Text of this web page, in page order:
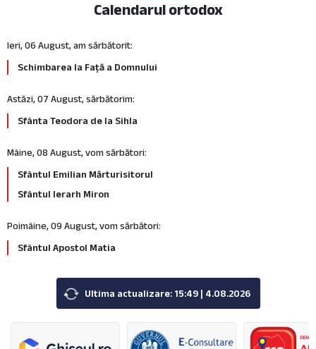
Calendarul ortodox
Ieri, 06 August, am sărbătorit:
Schimbarea la Față a Domnului
Astăzi, 07 August, sărbătorim:
Sfânta Teodora de la Sihla
Mâine, 08 August, vom sărbători:
Sfântul Emilian Mărturisitorul
Sfântul Ierarh Miron
Poimâine, 09 August, vom sărbători:
Sfântul Apostol Matia
Ultima actualizare: 15:49 | 4.08.2026